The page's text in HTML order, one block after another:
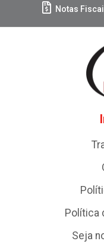
Notas
Política
Seja